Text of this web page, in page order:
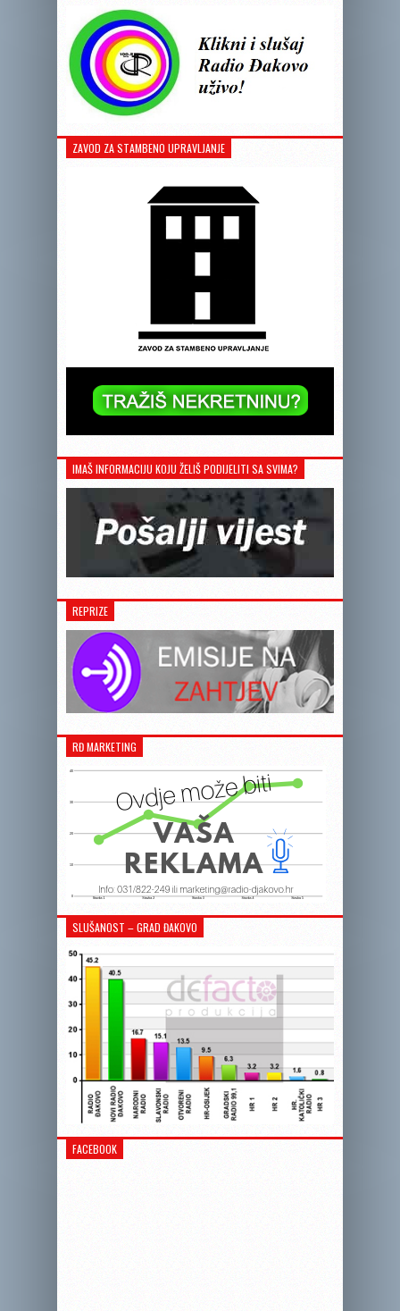
ZAVOD ZA STAMBENO UPRAVLJANJE
IMAŠ INFORMACIJU KOJU ŽELIŠ PODIJELITI SA SVIMA?
REPRIZE
RĐ MARKETING
SLUŠANOST – GRAD ĐAKOVO
FACEBOOK